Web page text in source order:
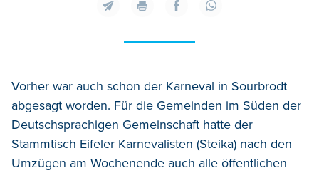
Vorher war auch schon der Karneval in Sourbrodt
abgesagt worden. Für die Gemeinden im Süden der
Deutschsprachigen Gemeinschaft hatte der
Stammtisch Eifeler Karnevalisten (Steika) nach den
Umzügen am Wochenende auch alle öffentlichen